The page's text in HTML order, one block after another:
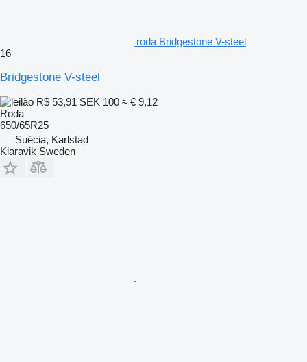
roda Bridgestone V-steel
16
Bridgestone V-steel
R$ 53,91 SEK 100 ≈ € 9,12
Roda
650/65R25
Suécia, Karlstad
Klaravik Sweden